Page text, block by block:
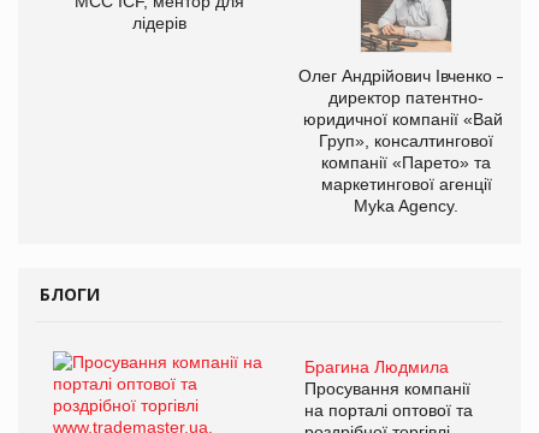
лідерів
Олег Андрійович Івченко —
директор патентно-
юридичної компанії «Вайз
Груп», консалтингової
компанії «Парето» та
маркетингової агенції
Myka Agency.
БЛОГИ
Брагина Людмила
Просування компанії
на порталі оптової та